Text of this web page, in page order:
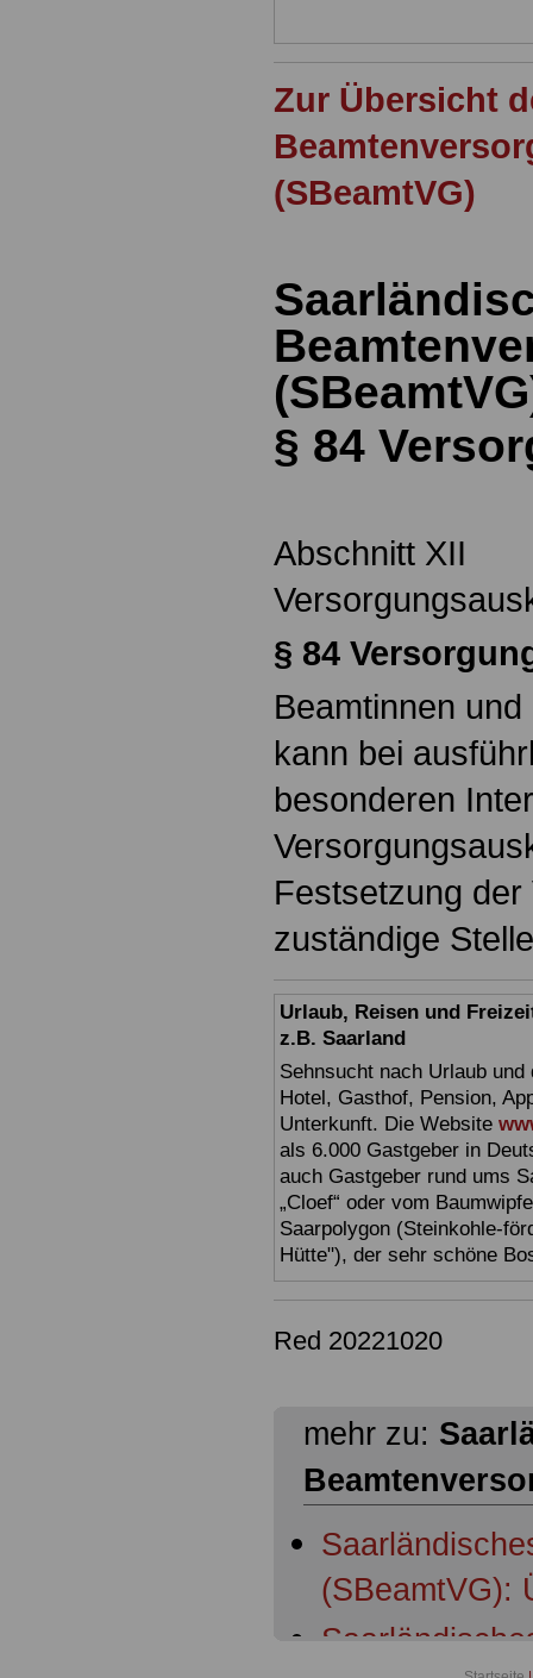
Zur Übersicht
(SBeamtVG)
§ 84
Abschnitt XII
§ 84
Beamtinnen
kann bei
besonderen
Festsetzung
zuständige
Urlaub, Reisen und
z.B. Saarland
Sehnsucht nach Urlaub
Hotel, Gasthof, Pension,
Unterkunft. Die Website
als 6.000 Gastgeber in
auch Gastgeber rund ums
„Cloef“ oder vom
Saarpolygon (Steinkohle-
Hütte"), der sehr schöne
Red 20221020
mehr zu:
(SBeamtVG):